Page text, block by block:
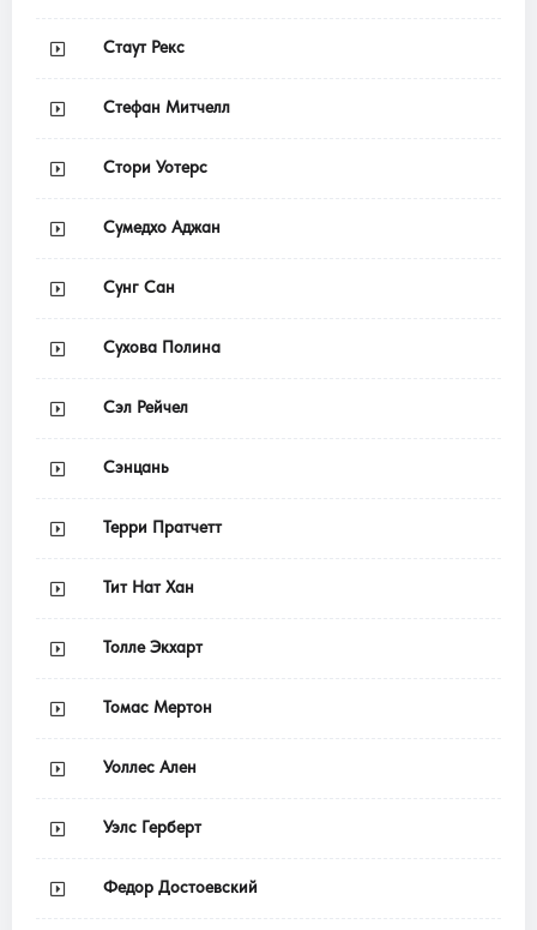
Стаут Рекс
Стефан Митчелл
Стори Уотерс
Сумедхо Аджан
Сунг Сан
Сухова Полина
Сэл Рейчел
Сэнцань
Терри Пратчетт
Тит Нат Хан
Толле Экхарт
Томас Мертон
Уоллес Ален
Уэлс Герберт
Федор Достоевский